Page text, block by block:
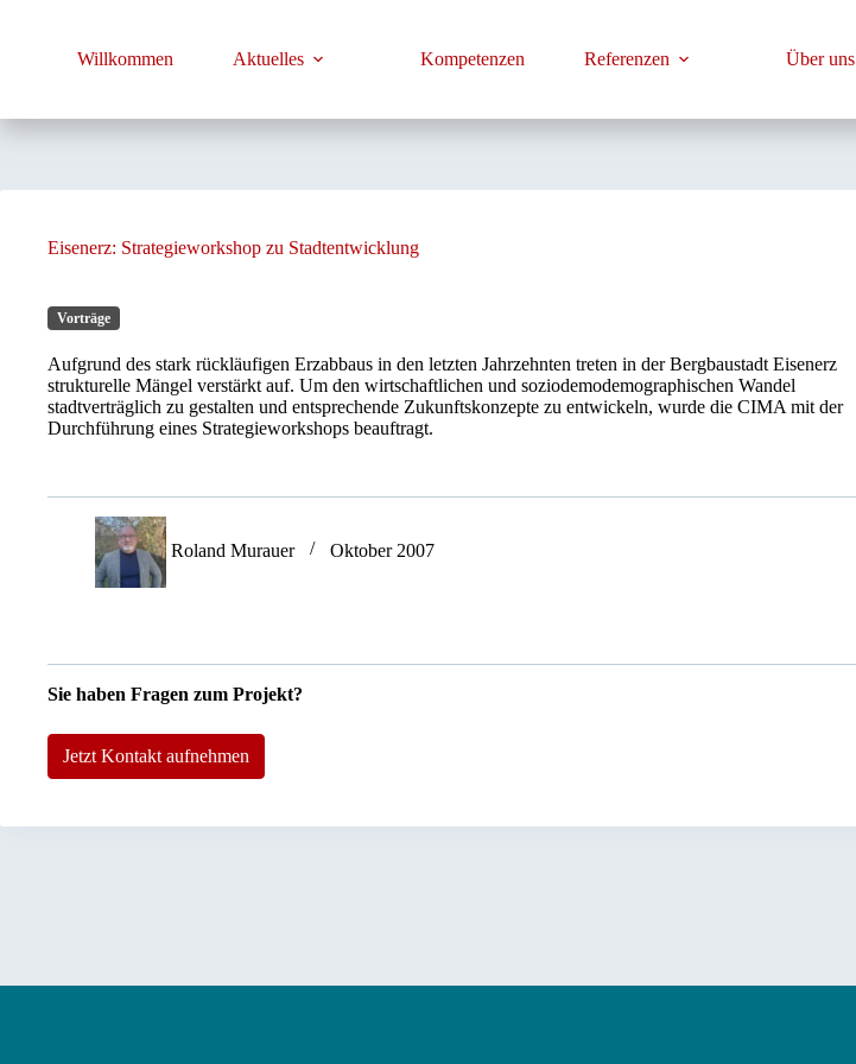
Willkommen Aktuelles Kompetenzen Referenzen Über uns
Eisenerz: Strategieworkshop zu Stadtentwicklung
Vorträge
Aufgrund des stark rückläufigen Erzabbaus in den letzten Jahrzehnten treten in der Bergbaustadt Eisenerz
strukturelle Mängel verstärkt auf. Um den wirtschaftlichen und soziodemodemographischen Wandel
stadtverträglich zu gestalten und entsprechende Zukunftskonzepte zu entwickeln, wurde die CIMA mit der
Durchführung eines Strategieworkshops beauftragt.
Roland Murauer Oktober 2007
Sie haben Fragen zum Projekt?
Jetzt Kontakt aufnehmen